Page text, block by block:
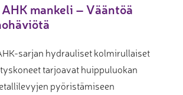
mankeli – Vääntöä
sarjan hydrauliset kolmirullaiset
tarjoavat huippuluokan
pyöristämiseen